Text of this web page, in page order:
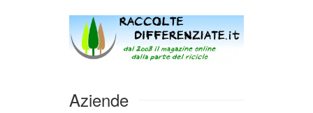
Aziende